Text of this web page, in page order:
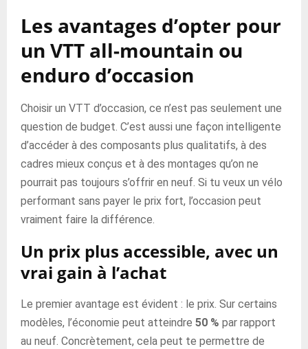
Les avantages d’opter pour
un VTT all-mountain ou
enduro d’occasion
Choisir un VTT d’occasion, ce n’est pas seulement une
question de budget. C’est aussi une façon intelligente
d’accéder à des composants plus qualitatifs, à des
cadres mieux conçus et à des montages qu’on ne
pourrait pas toujours s’offrir en neuf. Si tu veux un vélo
performant sans payer le prix fort, l’occasion peut
vraiment faire la différence.
Un prix plus accessible, avec un
vrai gain à l’achat
Le premier avantage est évident : le prix. Sur certains
modèles, l’économie peut atteindre 50 % par rapport
au neuf. Concrètement, cela peut te permettre de